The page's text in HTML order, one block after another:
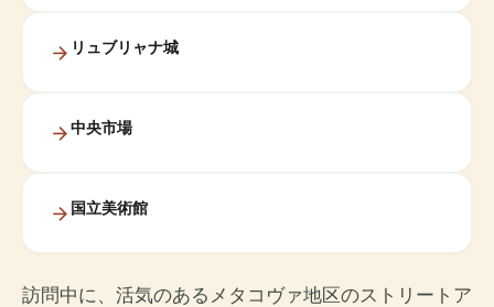
リュブリャナ城
中央市場
国立美術館
訪問中に、活気のあるメタコヴァ地区のストリートア